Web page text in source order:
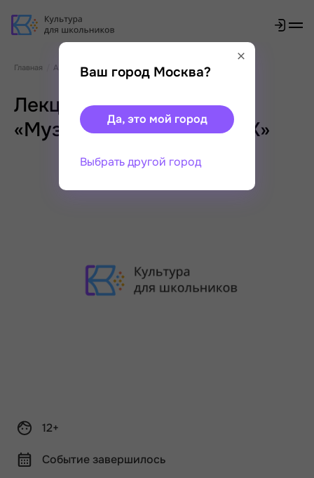
Главная Афиша Лекция-концерт «Музыкальная Калуга XIX»
Лекция-концерт
«Музыкальная Калуга XIX»
12+
Событие завершилось
Ваш город Москва?
Да, это мой город
Выбрать другой город